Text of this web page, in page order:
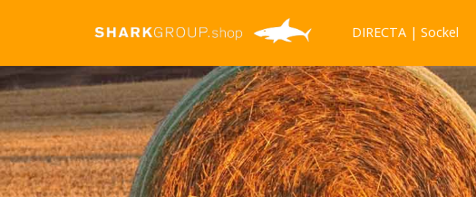
DIRECTA | Sockel